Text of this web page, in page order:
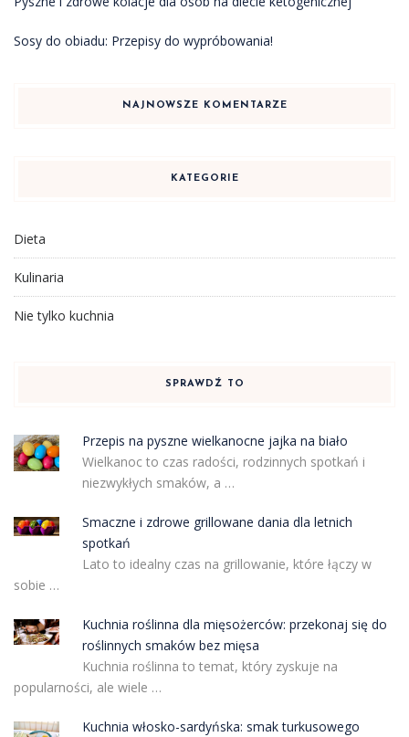
Sosy do obiadu: Przepisy do wypróbowania!
NAJNOWSZE KOMENTARZE
KATEGORIE
Dieta
Kulinaria
Nie tylko kuchnia
SPRAWDŹ TO
Przepis na pyszne wielkanocne jajka na biało
Wielkanoc to czas radości, rodzinnych spotkań i
niezwykłych smaków, a …
Smaczne i zdrowe grillowane dania dla letnich
spotkań
Lato to idealny czas na grillowanie, które łączy w
sobie …
Kuchnia roślinna dla mięsożerców: przekonaj się do
roślinnych smaków bez mięsa
Kuchnia roślinna to temat, który zyskuje na
popularności, ale wiele …
Kuchnia włosko-sardyńska: smak turkusowego